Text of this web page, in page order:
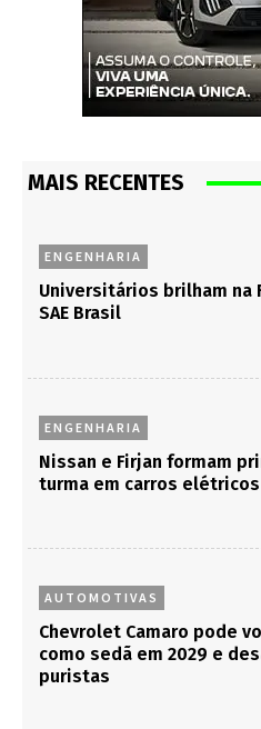
MAIS RECENTES
ENGENHARIA
Universitários brilham na
SAE Brasil
ENGENHARIA
Nissan e Firjan formam
turma em carros elétricos
AUTOMOTIVAS
Chevrolet Camaro pode
como sedã em 2029 e
puristas